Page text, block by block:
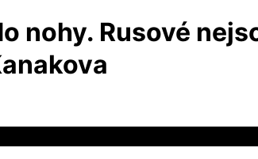
nohy. Rusové